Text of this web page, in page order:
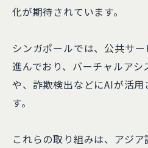
化が期待されています。
シンガポールでは、公共サ
進んでおり、バーチャルア
や、詐欺検出などにAIが活
す。
これらの取り組みは、アジ